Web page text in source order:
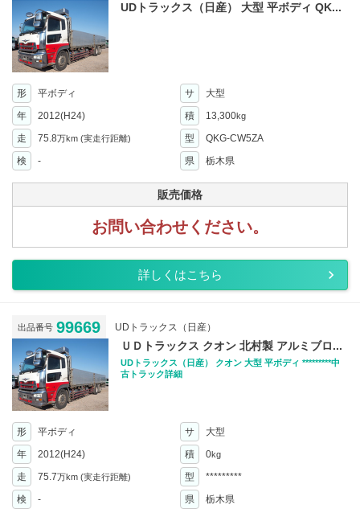
UDトラックス（日産） 大型 平ボディ QK...
形 平ボディ サ
大型
年
2012(H24) 積 13,300kg
走 75.8万km (実走行距離) 型
QKG-CW5ZA
検
- 県 栃木県
販売価格
お問い合わせください。
詳しくはこちら
出品番号 99669 UDトラックス（日産）
ＵＤトラックス クオン 北村製 アルミブロ...
UDトラックス（日産） クオン 大型 平ボディ *********中
古トラック詳細
形 平ボディ サ
大型
年
2012(H24) 積 0kg
走 75.7万km (実走行距離) 型
*********
検
- 県 栃木県